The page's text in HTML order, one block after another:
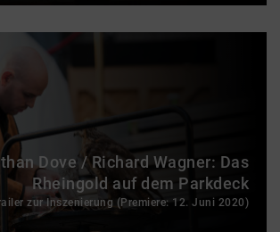
Dove / Richard Wagner: Das
Rheingold auf dem Parkdeck
zur Inszenierung (Premiere: 12. Juni 2020)